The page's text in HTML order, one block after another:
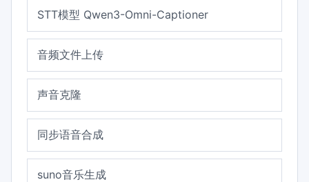
STT模型 Qwen3-Omni-Captioner
音频文件上传
声音克隆
同步语音合成
suno音乐生成